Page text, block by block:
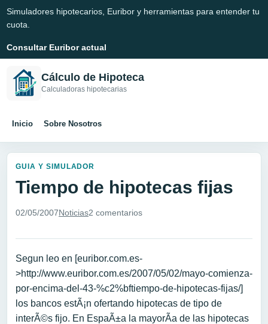
Simuladores hipotecarios, Euribor y herramientas para entender tu
cuota.
Consultar Euribor actual
Cálculo de Hipoteca
Calculadoras hipotecarias
Inicio Sobre Nosotros
GUIA Y SIMULADOR
Tiempo de hipotecas fijas
02/05/2007Noticias2 comentarios
Segun leo en [euribor.com.es-
>http://www.euribor.com.es/2007/05/02/mayo-comienza-
por-encima-del-43-%c2%bftiempo-de-hipotecas-fijas/]
los bancos estÃ¡n ofertando hipotecas de tipo de
interÃ©s fijo. En EspaÃ±a la mayorÃ­a de las hipotecas